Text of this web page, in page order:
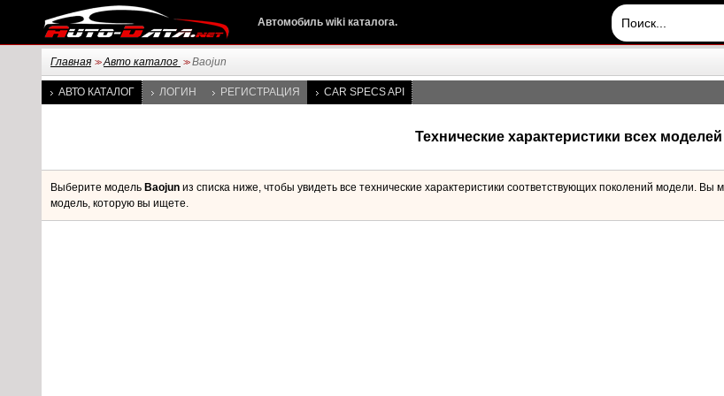
Автомобиль wiki каталога.
Главная >> Авто каталог >> Baojun
АВТО КАТАЛОГ ЛОГИН РЕГИСТРАЦИЯ CAR SPECS API
Технические характеристики всех
Выберите модель Baojun из списка ниже, чтобы увидеть все технические характеристики соответствующих поколений модели.
модель, которую вы ищете.